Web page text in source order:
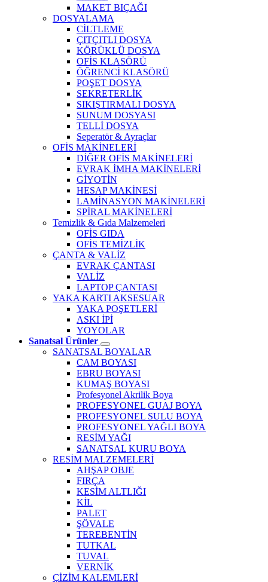
MAKET BIÇAĞI
DOSYALAMA
CİLTLEME
ÇITÇITLI DOSYA
KÖRÜKLÜ DOSYA
OFİS KLASÖRÜ
ÖĞRENCİ KLASÖRÜ
POŞET DOSYA
SEKRETERLİK
SIKIŞTIRMALI DOSYA
SUNUM DOSYASI
TELLİ DOSYA
Seperatör & Ayraçlar
OFİS MAKİNELERİ
DİĞER OFİS MAKİNELERİ
EVRAK İMHA MAKİNELERİ
GİYOTİN
HESAP MAKİNESİ
LAMİNASYON MAKİNELERİ
SPİRAL MAKİNELERİ
Temizlik & Gıda Malzemeleri
OFİS GIDA
OFİS TEMİZLİK
ÇANTA & VALİZ
EVRAK ÇANTASI
VALİZ
LAPTOP ÇANTASI
YAKA KARTI AKSESUAR
YAKA POŞETLERİ
ASKI İPİ
YOYOLAR
Sanatsal Ürünler
SANATSAL BOYALAR
CAM BOYASI
EBRU BOYASI
KUMAŞ BOYASI
Profesyonel Akrilik Boya
PROFESYONEL GUAJ BOYA
PROFESYONEL SULU BOYA
PROFESYONEL YAĞLI BOYA
RESİM YAĞI
SANATSAL KURU BOYA
RESİM MALZEMELERİ
AHŞAP OBJE
FIRÇA
KESİM ALTLIĞI
KİL
PALET
ŞÖVALE
TEREBENTİN
TUTKAL
TUVAL
VERNİK
ÇİZİM KALEMLERİ